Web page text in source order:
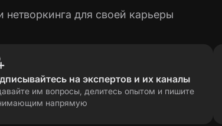
нетворкинга для своей карьеры
на экспертов и их каналы
им вопросы, делитесь опытом и пишите
напрямую